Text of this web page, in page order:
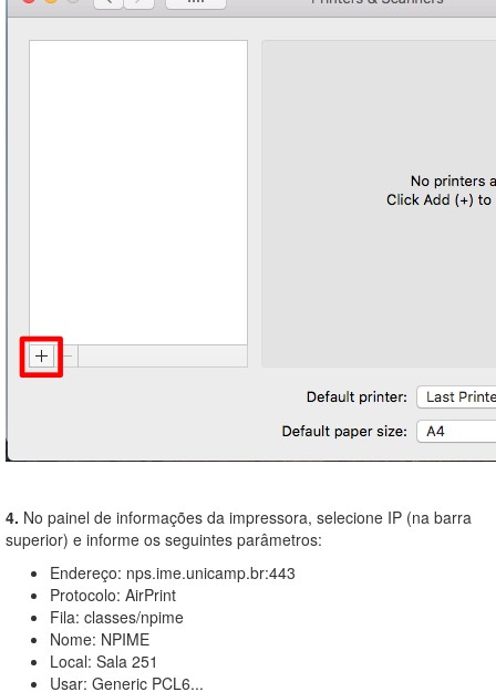
4. No painel de informações da impressora, selecione IP (na barra
superior) e informe os seguintes parâmetros:
Endereço: nps.ime.unicamp.br:443
Protocolo: AirPrint
Fila: classes/npime
Nome: NPIME
Local: Sala 251
Usar: Generic PCL6...